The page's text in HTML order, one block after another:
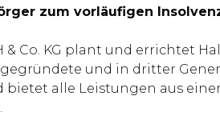
zum vorläufigen
& Co. KG plant und errichtet
gegründete und in dritter
alle Leistungen aus